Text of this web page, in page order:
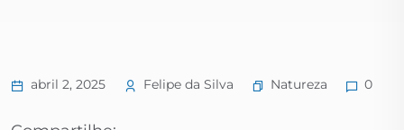
abril 2, 2025 Felipe da Silva Natureza 0